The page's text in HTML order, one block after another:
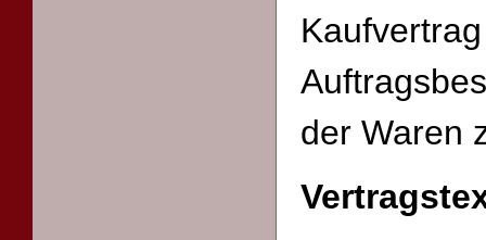
der Waren